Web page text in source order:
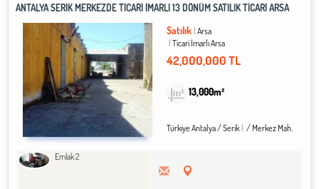
ANTALYA SERİK MERKEZDE TİCARİ İMARLI 13 DÖNÜM SATILIK TİCARİ ARSA
Satılık Arsa
Ticari İmarlı Arsa
42,000,000 TL
13,000m²
Türkiye Antalya / Serik / Merkez Mah.
Emlak 2